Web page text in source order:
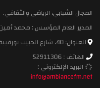
المجال الشبابي، الرياضي والثقافي.
المدير العام المؤسس : محمد
العنوان: 40، شارع الحبيب بورقيبة - باب القصر- 5180 قصور الساف
الهاتف : 52911306
البريد الإلكتروني :
info@ambiancefm.net